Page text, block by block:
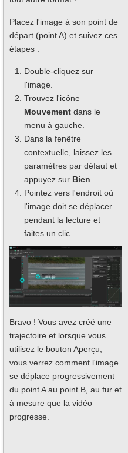
Placez l'image à son point de
départ (point A) et suivez ces
étapes :
Double-cliquez sur
l'image.
Trouvez l'icône
Mouvement dans le
menu à gauche.
Dans la fenêtre
contextuelle, laissez les
paramètres par défaut et
appuyez sur Bien.
Pointez vers l'endroit où
l'image doit se déplacer
pendant la lecture et
faites un clic.
Bravo ! Vous avez créé une
trajectoire et lorsque vous
utilisez le bouton Aperçu,
vous verrez comment l'image
se déplace progressivement
du point A au point B, au fur et
à mesure que la vidéo
progresse.